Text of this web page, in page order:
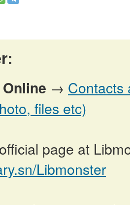
→ Contacts
files etc)
page at
Libmonster